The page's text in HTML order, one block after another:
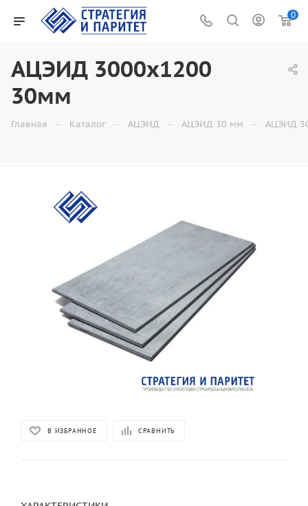
0
АЦЭИД 3000х1200
30мм
Главная — Каталог — АЦЭИД — АЦЭИД 30 мм — АЦЭИД
В ИЗБРАННОЕ СРАВНИТЬ